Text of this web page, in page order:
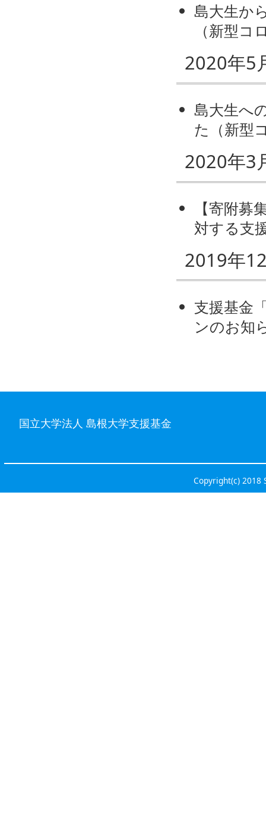
島大生か
（新型コ
2020年5
島大生へ
た（新型
2020年3
【寄附
対する支
2019年
支援基金
ンのお知
国立大学法人 島根大学支援基金
Copyright(c)